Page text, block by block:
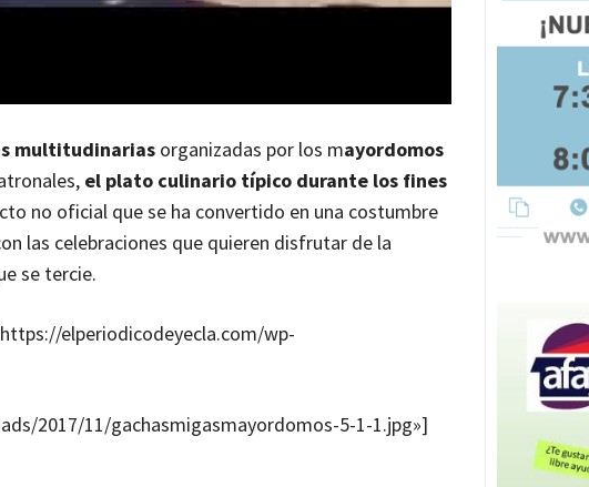
multitudinarias organizadas por los mayordomos
el plato culinario típico durante los fines
no oficial que se ha convertido en una costumbre
las celebraciones que quieren disfrutar de la
se tercie.
elperiodicodeyecla.com/wp-
2017/11/gachasmigasmayordomos-5-1-1.jpg»]